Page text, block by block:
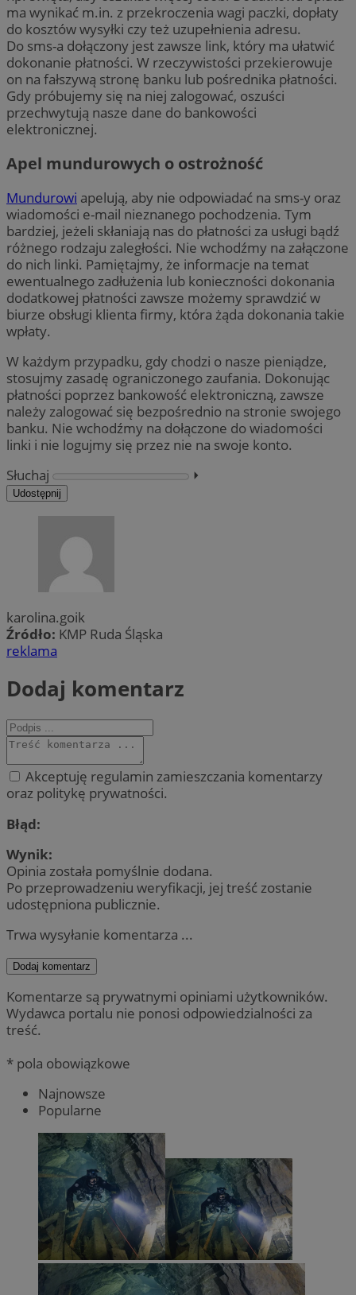
ma wynikać m.in. z przekroczenia wagi paczki, dopłaty
do kosztów wysyłki czy też uzupełnienia adresu.
Do sms-a dołączony jest zawsze link, który ma ułatwić
dokonanie płatności. W rzeczywistości przekierowuje
on na fałszywą stronę banku lub pośrednika płatności.
Gdy próbujemy się na niej zalogować, oszuści
przechwytują nasze dane do bankowości
elektronicznej.
Apel mundurowych o ostrożność
Mundurowi apelują, aby nie odpowiadać na sms-y oraz
wiadomości e-mail nieznanego pochodzenia. Tym
bardziej, jeżeli skłaniają nas do płatności za usługi bądź
różnego rodzaju zaległości. Nie wchodźmy na załączone
do nich linki. Pamiętajmy, że informacje na temat
ewentualnego zadłużenia lub konieczności dokonania
dodatkowej płatności zawsze możemy sprawdzić w
biurze obsługi klienta firmy, która żąda dokonania takie
wpłaty.
W każdym przypadku, gdy chodzi o nasze pieniądze,
stosujmy zasadę ograniczonego zaufania. Dokonując
płatności poprzez bankowość elektroniczną, zawsze
należy zalogować się bezpośrednio na stronie swojego
banku. Nie wchodźmy na dołączone do wiadomości
linki i nie logujmy się przez nie na swoje konto.
Słuchaj
⏵︎
Udostępnij
karolina.goik
Źródło: KMP Ruda Śląska
reklama
Dodaj komentarz
Akceptuję regulamin zamieszczania komentarzy
oraz politykę prywatności.
Błąd:
Wynik:
Opinia została pomyślnie dodana.
Po przeprowadzeniu weryfikacji, jej treść zostanie
udostępniona publicznie.
Trwa wysyłanie komentarza ...
Dodaj komentarz
Komentarze są prywatnymi opiniami użytkowników.
Wydawca portalu nie ponosi odpowiedzialności za
treść.
* pola obowiązkowe
Najnowsze
Popularne